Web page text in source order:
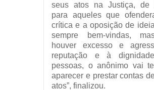
seus atos na Justiça, de
para aqueles que
crítica e a oposição de
sempre bem-vindas,
houver excesso e
reputação e à
pessoas, o anônimo vai
aparecer e prestar contas
atos”, finalizou.